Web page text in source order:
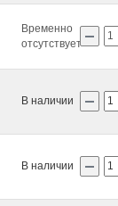
Пена монт. проф. 70л/ 875мл/1001гр. лето Penosil Gunfoam 195
шт
В корзину
Временно
отсутствует
В наличии
В наличии